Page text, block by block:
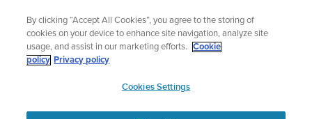
ニュースレターに登録すると、5％オフになります。
|返品無料
APAC
By clicking “Accept All Cookies”, you agree to the storing of
cookies on your device to enhance site navigation, analyze site
usage, and assist in our marketing efforts.
Cookie
policy Privacy policy
Cookies Settings